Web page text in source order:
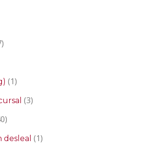
(1)
(3)
desleal (1)